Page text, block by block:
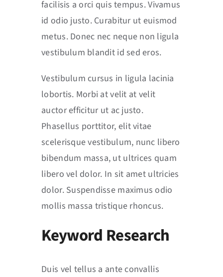
facilisis a orci quis tempus. Vivamus
id odio justo. Curabitur ut euismod
metus. Donec nec neque non ligula
vestibulum blandit id sed eros.
Vestibulum cursus in ligula lacinia
lobortis. Morbi at velit at velit
auctor efficitur ut ac justo.
Phasellus porttitor, elit vitae
scelerisque vestibulum, nunc libero
bibendum massa, ut ultrices quam
libero vel dolor. In sit amet ultricies
dolor. Suspendisse maximus odio
mollis massa tristique rhoncus.
Keyword Research
Duis vel tellus a ante convallis